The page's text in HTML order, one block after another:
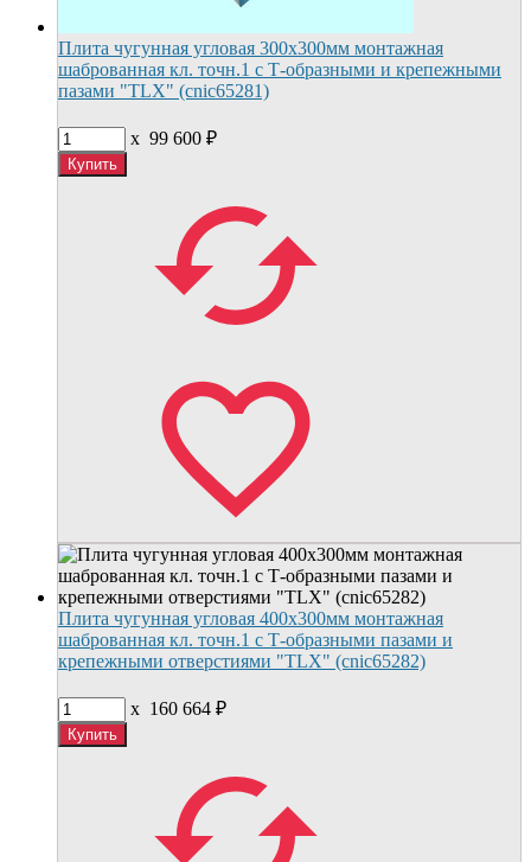
Плита чугунная угловая 300х300мм монтажная
шаброванная кл. точн.1 с Т-образными и крепежными
пазами "TLX" (cnic65281)
x 99 600 ₽
Плита чугунная угловая 400х300мм монтажная
шаброванная кл. точн.1 с Т-образными пазами и
крепежными отверстиями "TLX" (cnic65282)
x 160 664 ₽